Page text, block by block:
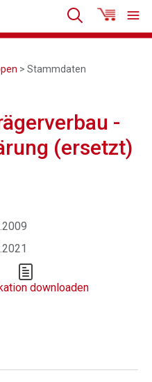
> Stammdaten
-
(ersetzt)
downloaden